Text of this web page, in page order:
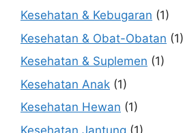
Kesehatan & Kebugaran (1)
Kesehatan & Obat-Obatan (1)
Kesehatan & Suplemen (1)
Kesehatan Anak (1)
Kesehatan Hewan (1)
Kesehatan Jantung (1)